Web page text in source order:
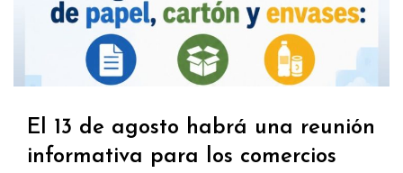
El 13 de agosto habrá una reunión
informativa para los comercios